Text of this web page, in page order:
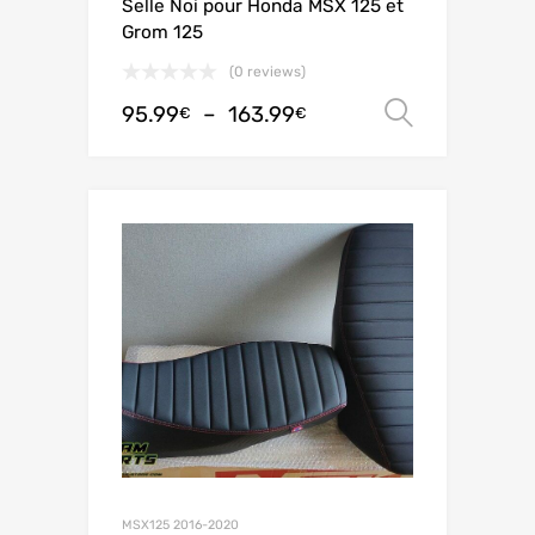
Selle Noi pour Honda MSX 125 et
Grom 125
(0 reviews)
95.99€ – 163.99€
MSX125 2016-2020